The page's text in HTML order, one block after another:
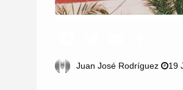
Juan José Rodríguez 19